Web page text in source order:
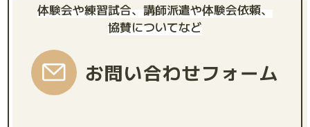
体験会や練習試合、講師派遣や体験会依頼、
協賛についてなど
お問い合わせフォーム